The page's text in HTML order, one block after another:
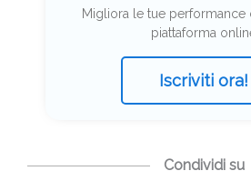
Migliora le tue performance
piattaforma
Iscriviti ora!
Condividi su